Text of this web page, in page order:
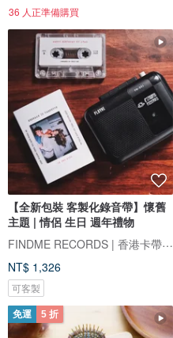
36 人正準備購買
【全新包裝 客製化錄音帶】懷舊
主題 | 情侶 生日 週年禮物
FINDME RECORDS | 香港卡帶唱片生活店
NT$ 1,326
可客製
免運 5 折